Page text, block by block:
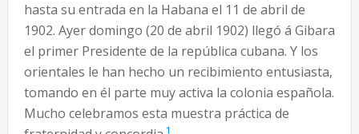
hasta su entrada en la Habana el 11 de abril de
1902. Ayer domingo (20 de abril 1902) llegó á Gibara
el primer Presidente de la república cubana. Y los
orientales le han hecho un recibimiento entusiasta,
tomando en él parte muy activa la colonia española.
Mucho celebramos esta muestra práctica de
1